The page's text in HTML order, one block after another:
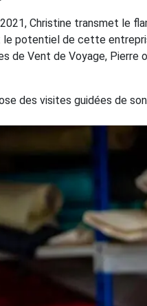
2021, Christine transmet le
potentiel de cette
de Vent de Voyage, Pierre
des visites guidées de